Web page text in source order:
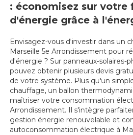
: économisez sur votre
d'énergie grâce à
Envisagez-vous d'investir dans un
Marseille 5e Arrondissement pour
d'énergie ? Sur panneaux-solaires-
pouvez obtenir plusieurs devis
de votre système. Plus qu'un
chauffage, un ballon
maîtriser votre consommation
Arrondissement. Il s'intègre
gestion énergie renouvelable et
autoconsommation électrique à